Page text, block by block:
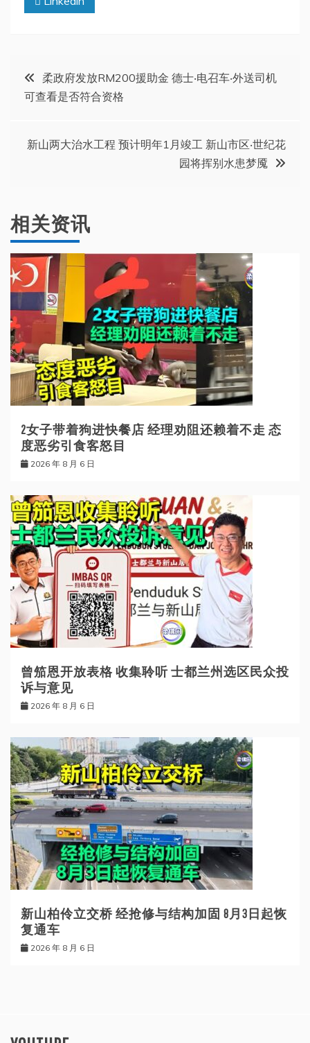
文
章
导
柔政府发放RM200援助金 德士‧电召车‧外送司机
可查看是否符合资格
新山两大治水工程 预计明年1月竣工 新山市区‧世纪花
园将挥别水患梦魇
相关资讯
2女子带着狗进快餐店 经理劝阻还赖着不走 态
度恶劣引食客怒目
2026 年 8 月 6 日
曾笳恩开放表格 收集聆听 士都兰州选区民众投
诉与意见
2026 年 8 月 6 日
新山柏伶立交桥 经抢修与结构加固 8月3日起恢
复通车
2026 年 8 月 6 日